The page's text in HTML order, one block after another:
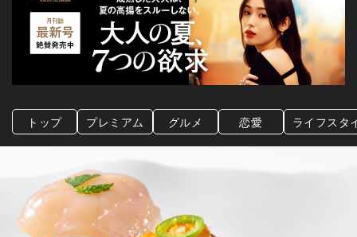
トップ プレミアム グルメ 恋愛 ライフスタ